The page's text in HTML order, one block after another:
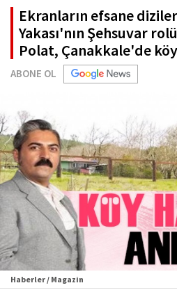
Ekranların efsane
Yakası'nın Şehsuvar
Polat, Çanakkale'de köy
ABONE OL
Haberler / Magazin